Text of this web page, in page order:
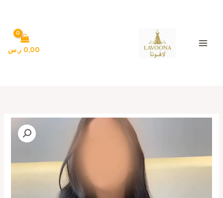
0,00 ر.س
ناعمة
أنيقة